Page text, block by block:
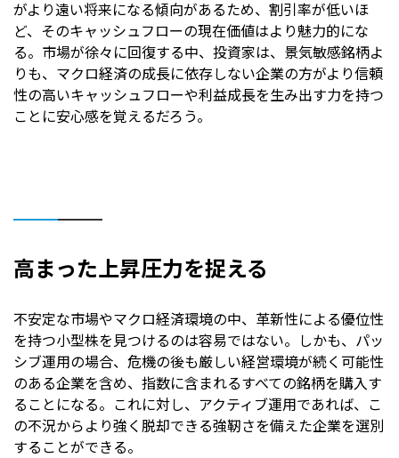
がより遠い将来になる傾向があるため、割引率が低いほ
ど、そのキャッシュフローの現在価値はより魅力的にな
る。市場が徐々に回復する中、投資家は、景気敏感銘柄よ
りも、マクロ経済の成長に依存しない企業の方がより信頼
性の高いキャッシュフローや利益成長を生み出す力を持つ
ことに安心感を覚えるだろう。
高まった上昇圧力を捉える
不安定な市場やマクロ経済環境の中、革新性による優位性
を持つ小型株を見つけるのは容易ではない。しかも、パッ
シブ運用の場合、危機の後も厳しい経営環境が続く可能性
のある企業を含め、指数に含まれるすべての銘柄を購入す
ることになる。これに対し、アクティブ運用であれば、こ
の不況からより強く脱却できる強靭さを備えた企業を選別
することができる。